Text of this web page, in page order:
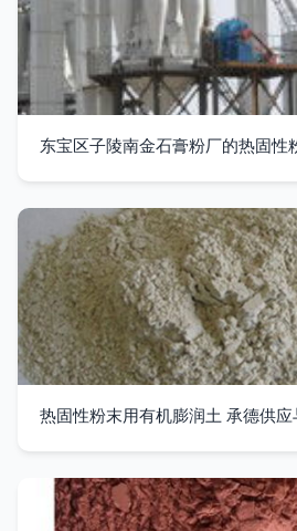
东宝区子陵南金石膏粉厂的热固性
热固性粉末用有机膨润土 承德供应